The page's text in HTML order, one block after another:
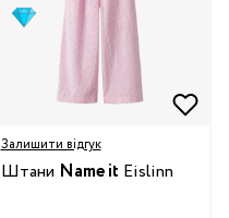
Залишити відгук
Штани Name it Eislinn